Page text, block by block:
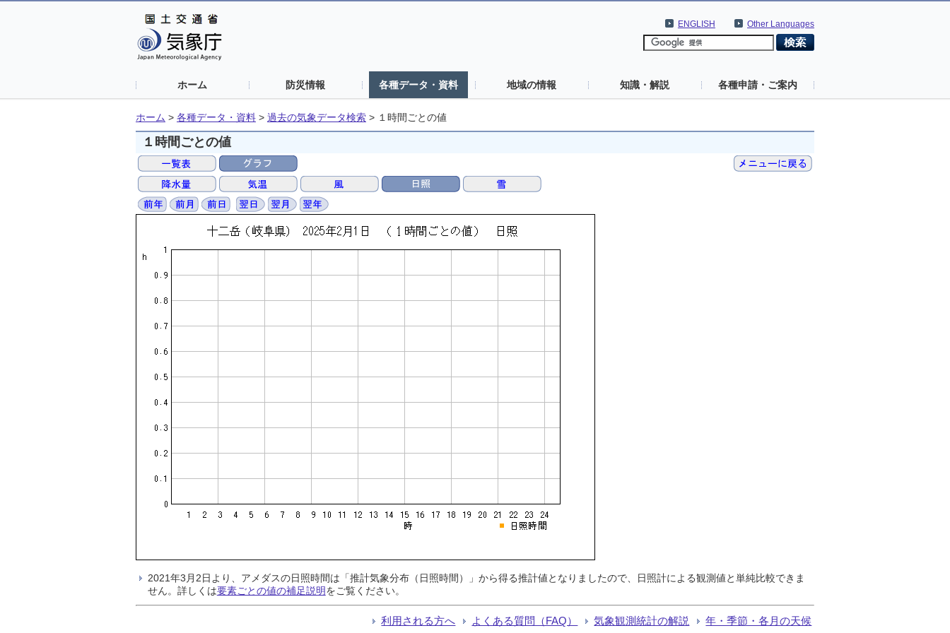
Other Languages
ENGLISH
ホーム 防災情報 各種データ・資料 地域の情報 知識・解説 各種申請・ご案内
ホーム > 各種データ・資料 > 過去の気象データ検索 > １時間ごとの値
１時間ごとの値
2021年3月2日より、アメダスの日照時間は「推計気象分布（日照時間）」から得る推計値となりましたので、日照計による観測値と単純比較できま
せん。詳しくは要素ごとの値の補足説明をご覧ください。
利用される方へ よくある質問（FAQ） 気象観測統計の解説 年・季節・各月の天候